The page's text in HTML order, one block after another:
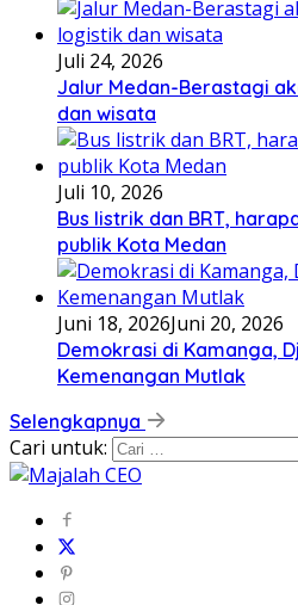
Juli 24, 2026
Jalur Medan-Berastagi
dan wisata
Juli 10, 2026
Bus listrik dan BRT,
publik Kota Medan
Juni 18, 2026Juni 20, 2026
Demokrasi di Kamanga,
Kemenangan Mutlak
Selengkapnya
Cari untuk: